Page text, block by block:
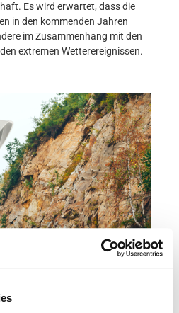
Es wird erwartet, dass die
in den kommenden Jahren
im Zusammenhang mit den
extremen Wetterereignissen.